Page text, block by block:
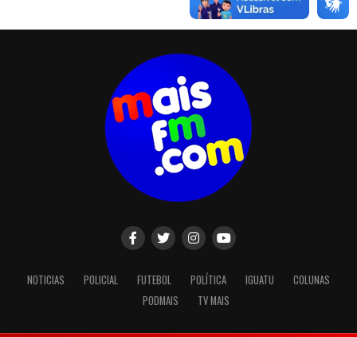
NOTICIAS POLICIAL FUTEBOL POLÍTICA IGUATU
COLUNAS
PODMAIS
TV MAIS